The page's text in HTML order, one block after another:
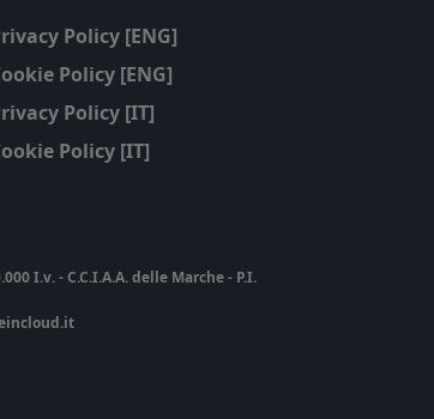
Policy [ENG]
Policy [ENG]
Policy [IT]
Policy [IT]
I.v. - C.C.I.A.A. delle Marche - P.I.